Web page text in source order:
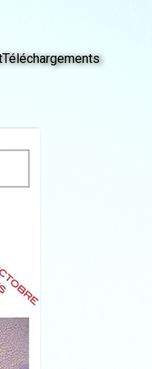
Téléchargements